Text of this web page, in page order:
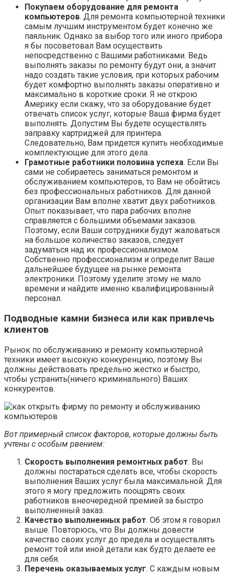
Покупаем оборудование для ремонта
компьютеров. Для ремонта компьютерной техники
самым лучшим инструментом будет конечно же
паяльник. Однако за выбор того или иного прибора
я бы посоветовал Вам осуществить
непосредственно с Вашими работниками. Ведь
выполнять заказы по ремонту будут они, а значит
надо создать такие условия, при которых рабочим
будет комфортно выполнять заказы оперативно и
максимально в короткие сроки. Я не открою
Америку если скажу, что за оборудование будет
отвечать список услуг, которые Ваша фирма будет
выполнять. Допустим Вы будете осуществлять
заправку картриджей для принтера.
Следовательно, Вам придется купить необходимые
комплектующие для этого дела.
Грамотные работники половина успеха. Если Вы
сами не собираетесь заниматься ремонтом и
обслуживанием компьютеров, то Вам не обойтись
без профессиональных работников. Для данной
организации Вам вполне хватит двух работников.
Опыт показывает, что пара рабочих вполне
справляется с большими объемами заказов.
Поэтому, если Ваши сотрудники будут жаловаться
на большое количество заказов, следует
задуматься над их профессионализмом.
Собственно профессионализм и определит Ваше
дальнейшее будущее на рынке ремонта
электроники. Поэтому уделите этому не мало
времени и найдите именно квалифицированный
персонал.
Подводные камни бизнеса или как привлечь
клиентов
Рынок по обслуживанию и ремонту компьютерной
техники имеет высокую конкуренцию, поэтому Вы
должны действовать предельно жестко и быстро,
чтобы устранить(ничего криминального) Ваших
конкурентов.
Вот примерный список факторов, которые должны быть
учтены с особым рвением:
Скорость выполнения ремонтных работ. Вы
должны постараться сделать все, чтобы скорость
выполнения Ваших услуг была максимальной. Для
этого я могу предложить поощрять своих
работников внеочередной премией за быстро
выполненный заказ.
Качество выполненных работ. Об этом я говорил
выше. Повторюсь, что Вы должны довести
качество своих услуг до предела и осуществлять
ремонт той или иной детали как будто делаете ее
для себя.
Перечень оказываемых услуг. С каждым новым